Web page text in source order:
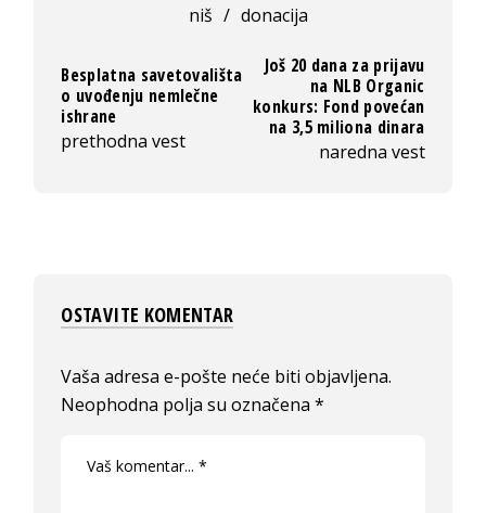
niš / donacija
Besplatna savetovališta
o uvođenju nemlečne
ishrane
prethodna vest
Još 20 dana za prijavu
na NLB Organic
konkurs: Fond povećan
na 3,5 miliona dinara
naredna vest
OSTAVITE KOMENTAR
Vaša adresa e-pošte neće biti objavljena.
Neophodna polja su označena*